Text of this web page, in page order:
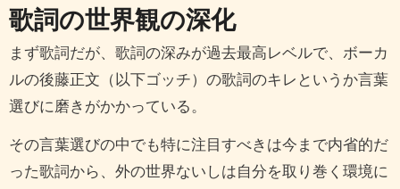
歌詞の世界観の深化
まず歌詞だが、歌詞の深みが過去最高レベルで、ボーカ
ルの後藤正文（以下ゴッチ）の歌詞のキレというか言葉
選びに磨きがかかっている。
その言葉選びの中でも特に注目すべきは今まで内省的だ
った歌詞から、外の世界ないしは自分を取り巻く環境に